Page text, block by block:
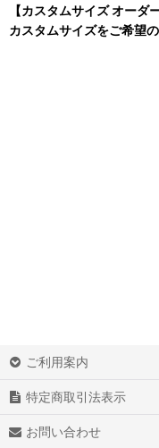
【カスタムサイズ オーダ
カスタムサイズをご希望
ご利用案内
特定商取引法表示
お問い合わせ